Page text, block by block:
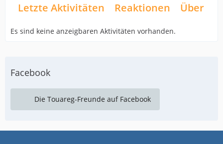
Letzte Aktivitäten Reaktionen Über
Es sind keine anzeigbaren Aktivitäten vorhanden.
Facebook
Die Touareg-Freunde auf Facebook